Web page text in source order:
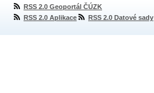
RSS 2.0 Geoportál ČÚZK
RSS 2.0 Aplikace
RSS 2.0 Datové sady